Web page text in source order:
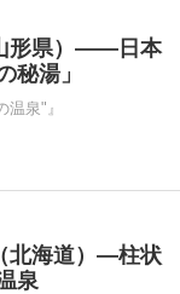
形県）――日本
秘湯」
泉"』
北海道）―柱状
泉